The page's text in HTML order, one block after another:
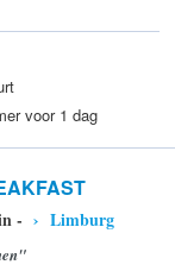
voor 1 dag
- › Limburg